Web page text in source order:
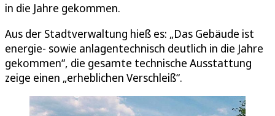
in die Jahre gekommen.
Aus der Stadtverwaltung hieß es: „Das Gebäude ist
energie- sowie anlagentechnisch deutlich in die Jahre
gekommen“, die gesamte technische Ausstattung
zeige einen „erheblichen Verschleiß“.